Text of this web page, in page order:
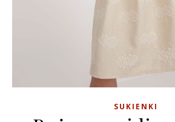
SUKIENKI